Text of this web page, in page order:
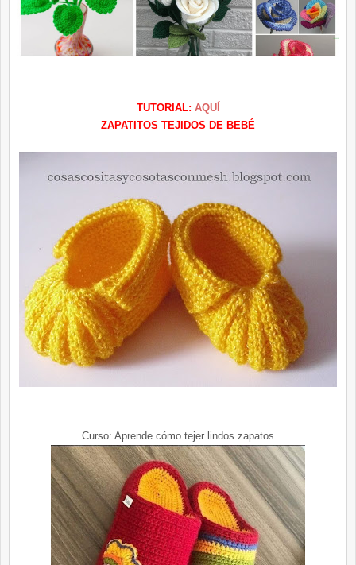
TUTORIAL: AQUÍ
ZAPATITOS TEJIDOS DE BEBÉ
Curso: Aprende cómo tejer lindos zapatos